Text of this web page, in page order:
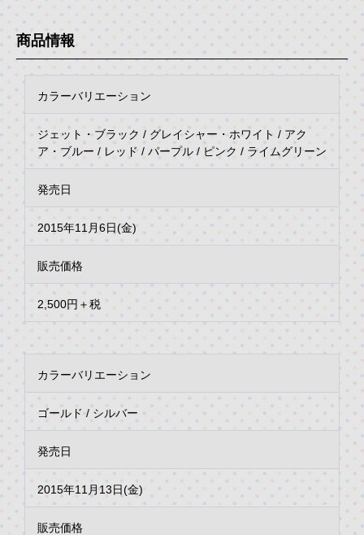
商品情報
カラーバリエーション
ジェット・ブラック / グレイシャー・ホワイト / アク
ア・ブルー / レッド / パープル / ピンク / ライムグリーン
発売日
2015年11月6日(金)
販売価格
2,500円＋税
カラーバリエーション
ゴールド / シルバー
発売日
2015年11月13日(金)
販売価格